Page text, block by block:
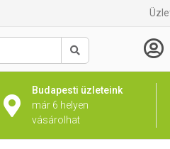
Keresés
Budapesti üzleteink
már 6 helyen
vásárolhat